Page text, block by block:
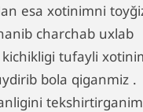
esa xotinimni
charchab uxlab
tufayli
bola qiganmiz .